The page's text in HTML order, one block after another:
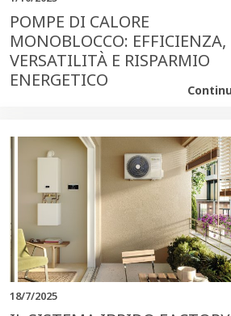
POMPE DI CALORE
MONOBLOCCO: EFFICIENZA,
VERSATILITÀ E RISPARMIO
ENERGETICO
18/7/2025